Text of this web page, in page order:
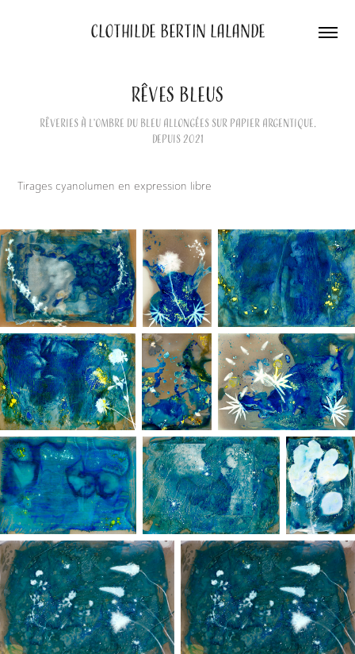
CLOTHILDE BERTIN LALANDE
RÊVES BLEUS
Rêveries à l'ombre du bleu allongées sur papier argentique.
Depuis 2021
Tirages cyanolumen en expression libre